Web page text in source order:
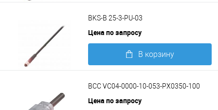
BKS-B 25-3-PU-03
Цена по запросу
В корзину
BCC VC04-0000-10-053-PX0350-100
Цена по запросу